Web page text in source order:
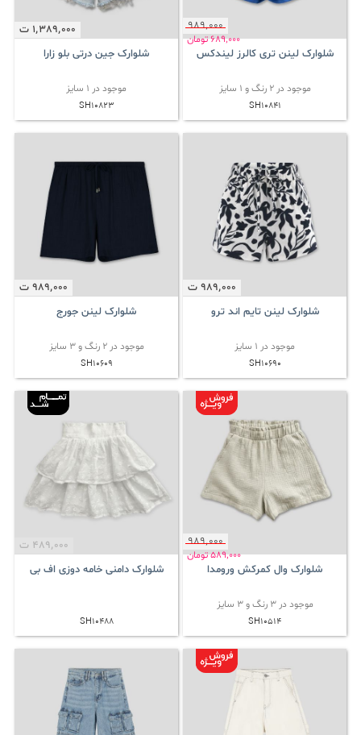
989٬000
689٬000تومان
شلوارک لینن تری کالرز لیندکس
موجود در 2 رنگ و 1 سایز
SH10841
1٬389٬000 ت
شلوارک جین درتی بلو زارا
موجود در 1 سایز
SH10823
989٬000 ت
شلوارک لینن تایم اند ترو
موجود در 1 سایز
SH10690
989٬000 ت
شلوارک لینن جورج
موجود در 2 رنگ و 3 سایز
SH10609
989٬000
589٬000تومان
شلوارک وال کمرکش ورومدا
موجود در 3 رنگ و 3 سایز
SH10514
489٬000 ت
شلوارک دامنی خامه دوزی اف بی
SH10488